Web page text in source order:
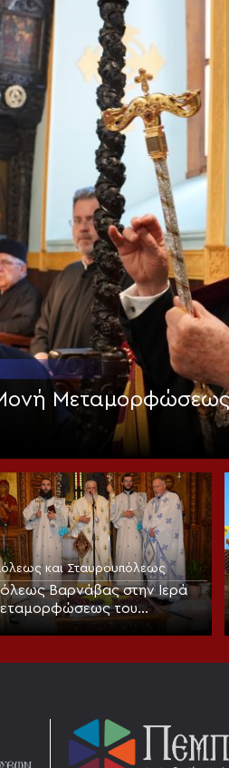
και Σταυρουπόλεως
Βαρνάβας στην Ιερά
του
στο Χορτιάτη